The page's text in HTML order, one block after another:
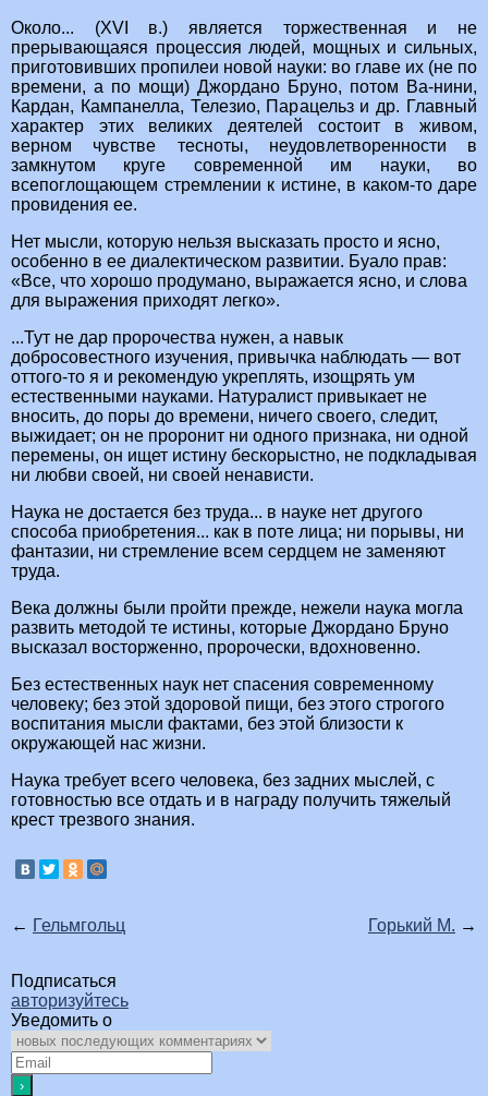
Около... (XVI в.) является торжественная и не
прерывающаяся процессия людей, мощных и сильных,
приготовивших пропилеи новой науки: во главе их (не по
времени, а по мощи) Джордано Бруно, потом Ва-нини,
Кардан, Кампанелла, Телезио, Парацельз и др. Главный
характер этих великих деятелей состоит в живом,
верном чувстве тесноты, неудовлетворенности в
замкнутом круге современной им науки, во
всепоглощающем стремлении к истине, в каком-то даре
провидения ее.
Нет мысли, которую нельзя высказать просто и ясно,
особенно в ее диалектическом развитии. Буало прав:
«Все, что хорошо продумано, выражается ясно, и слова
для выражения приходят легко».
...Тут не дар пророчества нужен, а навык
добросовестного изучения, привычка наблюдать — вот
оттого-то я и рекомендую укреплять, изощрять ум
естественными науками. Натуралист привыкает не
вносить, до поры до времени, ничего своего, следит,
выжидает; он не проронит ни одного признака, ни одной
перемены, он ищет истину бескорыстно, не подкладывая
ни любви своей, ни своей ненависти.
Наука не достается без труда... в науке нет другого
способа приобретения... как в поте лица; ни порывы, ни
фантазии, ни стремление всем сердцем не заменяют
труда.
Века должны были пройти прежде, нежели наука могла
развить методой те истины, которые Джордано Бруно
высказал восторженно, пророчески, вдохновенно.
Без естественных наук нет спасения современному
человеку; без этой здоровой пищи, без этого строгого
воспитания мысли фактами, без этой близости к
окружающей нас жизни.
Наука требует всего человека, без задних мыслей, с
готовностью все отдать и в награду получить тяжелый
крест трезвого знания.
← Гельмгольц Горький М. →
Подписаться
авторизуйтесь
Уведомить о